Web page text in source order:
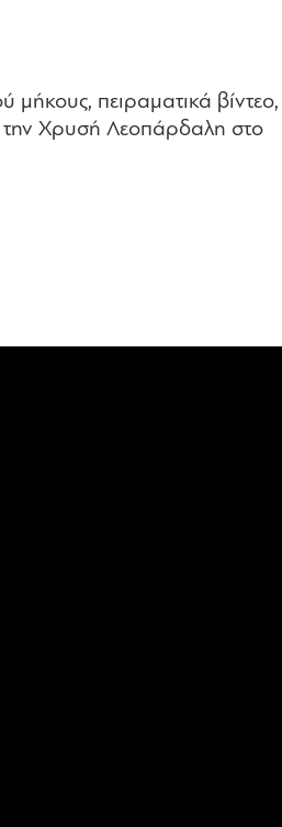
μήκους, πειραματικά βίντεο,
την Χρυσή Λεοπάρδαλη στο